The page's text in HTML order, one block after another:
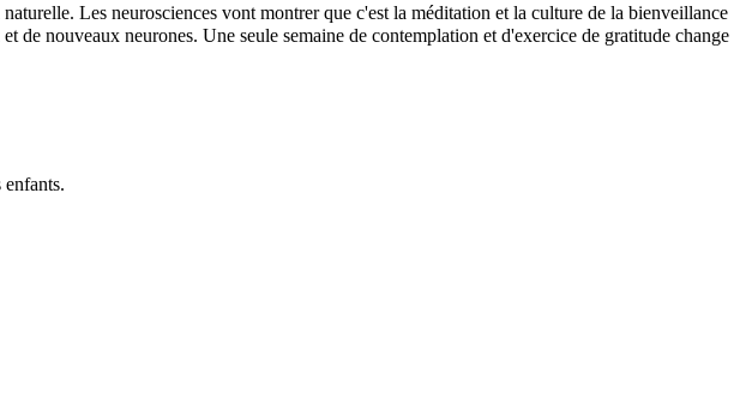
Les neurosciences vont montrer que c'est la méditation et la culture de la bienveillance
de nouveaux neurones. Une seule semaine de contemplation et d'exercice de gratitude change